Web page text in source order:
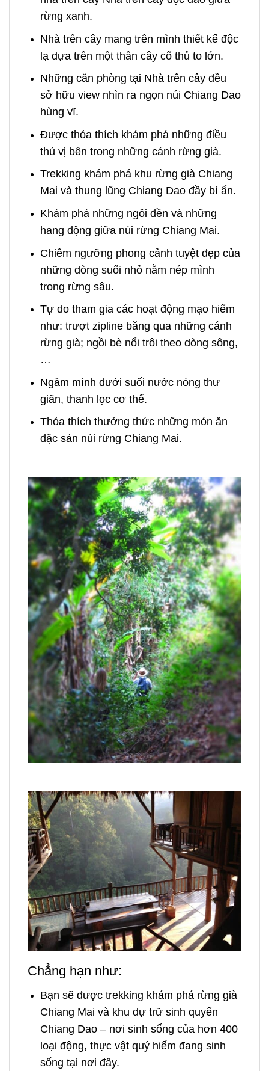
rừng xanh.
Nhà trên cây mang trên mình thiết kế độc
lạ dựa trên một thân cây cổ thủ to lớn.
Những căn phòng tại Nhà trên cây đều
sở hữu view nhìn ra ngọn núi Chiang Dao
hùng vĩ.
Được thỏa thích khám phá những điều
thú vị bên trong những cánh rừng già.
Trekking khám phá khu rừng già Chiang
Mai và thung lũng Chiang Dao đầy bí ẩn.
Khám phá những ngôi đền và những
hang động giữa núi rừng Chiang Mai.
Chiêm ngưỡng phong cảnh tuyệt đẹp của
những dòng suối nhỏ nằm nép mình
trong rừng sâu.
Tự do tham gia các hoạt động mạo hiểm
như: trượt zipline băng qua những cánh
rừng già; ngồi bè nổi trôi theo dòng sông,
…
Ngâm mình dưới suối nước nóng thư
giãn, thanh lọc cơ thể.
Thỏa thích thưởng thức những món ăn
đặc sản núi rừng Chiang Mai.
Chẳng hạn như:
Bạn sẽ được trekking khám phá rừng già
Chiang Mai và khu dự trữ sinh quyển
Chiang Dao – nơi sinh sống của hơn 400
loại động, thực vật quý hiếm đang sinh
sống tại nơi đây.